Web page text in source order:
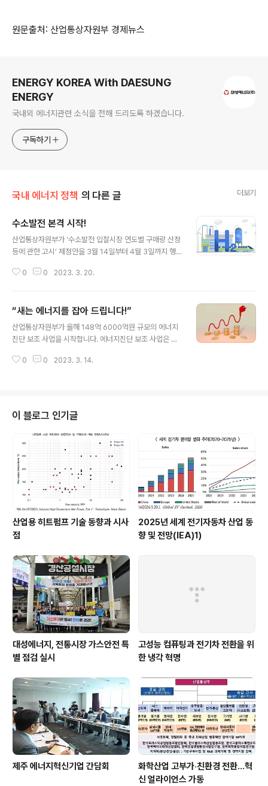
원문출처: 산업통상자원부 경제뉴스
ENERGY KOREA With DAESUNG
ENERGY
국내외 에너지관련 소식을 전해 드리도록 하겠습니다.
구독하기
국내 에너지 정책 의 다른 글 더보기
수소발전 본격 시작!
산업통상자원부가 ‘수소발전 입찰시장 연도별 구매량 산정
등에 관한 고시’ 제정안을 3월 14일부터 4월 3일까지 행
기 내에 세계 최초로 수소발전 입찰시장을 개설할 예정입
는 친환경발전원으로 무탄소 발전원 중 하나 ▶ 수소발전
방향은? - 청정수소 사용 ⇒ 온실가스 배출 저감 - 수소발
전 기술 간 경쟁 통해 발전단가 인하 ⇒ 전기요금 부담 감소
- 우리 기업 참여 장려 ⇒ 국내 산업 기술ㆍ투자ㆍ고용 창
0 0 2023. 3. 20.
“새는 에너지를 잡아 드립니다!”
산업통상자원부가 올해 148억 6000억원 규모의 에너지
진단 보조 사업을 시작합니다. 에너지진단 보조 사업은 중
원하고 그 결과를 데이터베이스(DB)화해 활용하는 것으
모 : 약 800개 기업 √ 지원 한도 : 사업장 당 800만원(진
단비용의 100%) ▶ 건물 에너지진단정보 DB 구축(84억
6000만원) √ 지원 대상 : 준공 후 15년 이상 경과한 공동
주택(아파트), 연면적 1000㎡ 이상 민간건축물, 고시원
등 √ 지원 규모 : 1186개소 √ 지원 한도 : 최..
0 0 2023. 3. 14.
이 블로그 인기글
산업용 히트펌프 기술 동향과 시사
점
2025년 세계 전기자동차 산업 동
향 및 전망(IEA)1)
대성에너지, 전통시장 가스안전 특
별 점검 실시
고성능 컴퓨팅과 전기차 전환을 위
한 냉각 혁명
제주 에너지혁신기업 간담회
화학산업 고부가‧친환경 전환…혁
신 얼라이언스 가동